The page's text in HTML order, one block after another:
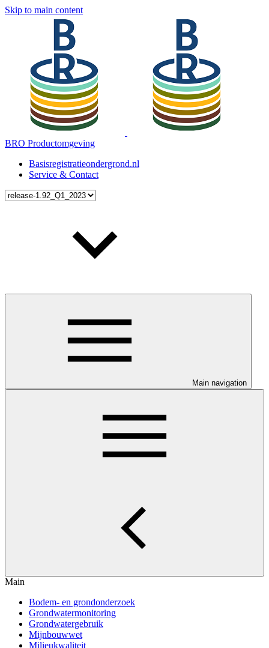
Skip to main content
BRO Productomgeving
Basisregistratieondergrond.nl
Service & Contact
Main navigation
Main
Bodem- en grondonderzoek
Grondwatermonitoring
Grondwatergebruik
Mijnbouwwet
Milieukwaliteit